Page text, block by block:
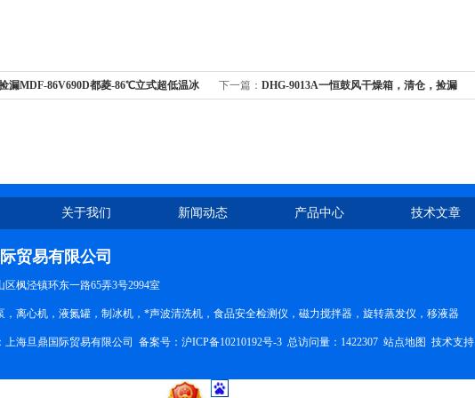
漏MDF-86V690D都菱-86℃立式超低温冰 下一篇： DHG-9013A一恒鼓风干燥箱，清仓，捡漏
关于我们 新闻动态 产品中心 技术文章
贸易有限公司
区枫泾镇环东一路65弄3号2994室
，离心机，液氮罐，制冰机，*声波清洗机，食品安全检测仪，磁力搅拌器，旋转蒸发仪，移液器
上海旦鼎国际贸易有限公司 备案号： 沪ICP备10210192号-3 总访问量：1422307 站点地图 技术支持